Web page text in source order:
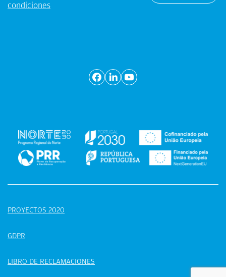
condiciones
PROYECTOS 2020
GDPR
LIBRO DE RECLAMACIONES